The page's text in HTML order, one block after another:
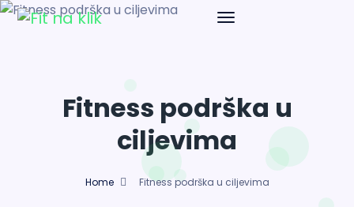
Fitness podrška u
ciljevima
Home Fitness podrška u ciljevima